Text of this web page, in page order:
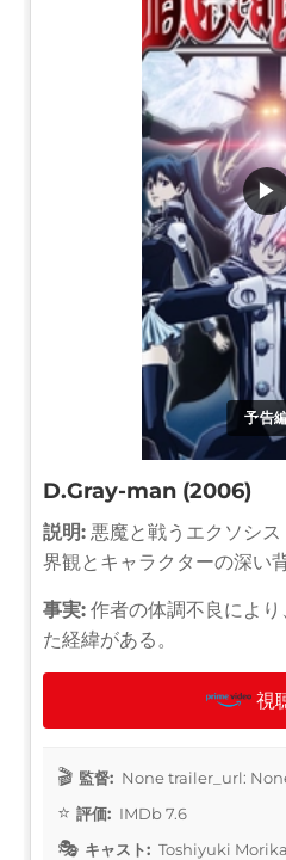
予告
▶
D.Gray-man (2006)
説明: 悪魔と戦うエクソシ
界観とキャラクターの深い
事実: 作者の体調不良によ
た経緯がある。
視
監督: None trailer_url:
評価: IMDb 7.6
キャスト: Toshiyuki